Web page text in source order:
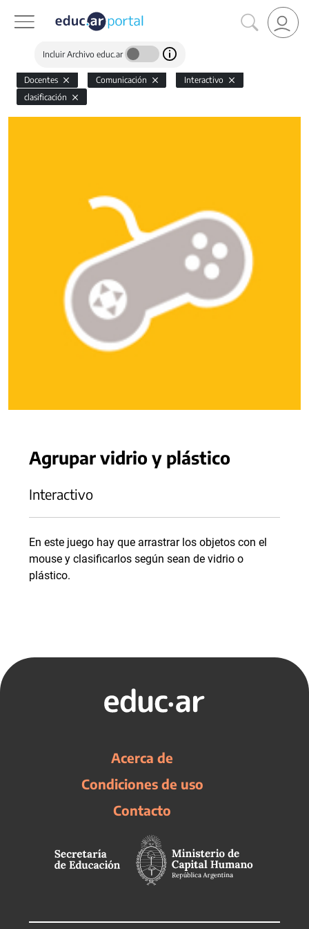
Incluir Archivo educ.ar
Docentes Comunicación
Interactivo
clasificación
Agrupar vidrio y plástico
Interactivo
En este juego hay que arrastrar los objetos con el
mouse y clasificarlos según sean de vidrio o
plástico.
Acerca de
Condiciones de uso
Contacto